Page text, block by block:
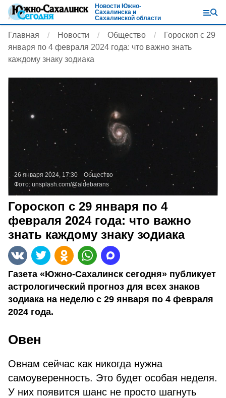
Новости Южно-
Сахалинска и
Сахалинской области
Главная Новости Общество
Гороскоп с 29
января по 4 февраля 2024 года: что важно знать
каждому знаку зодиака
26 января 2024, 17:30
Общество
Фото: unsplash.com/@aldebarans
Гороскоп с 29 января по 4
февраля 2024 года: что важно
знать каждому знаку зодиака
Газета «Южно-Сахалинск сегодня» публикует
астрологический прогноз для всех знаков
зодиака на неделю с 29 января по 4 февраля
2024 года.
Овен
Овнам сейчас как никогда нужна
самоуверенность. Это будет особая неделя.
У них появится шанс не просто шагнуть